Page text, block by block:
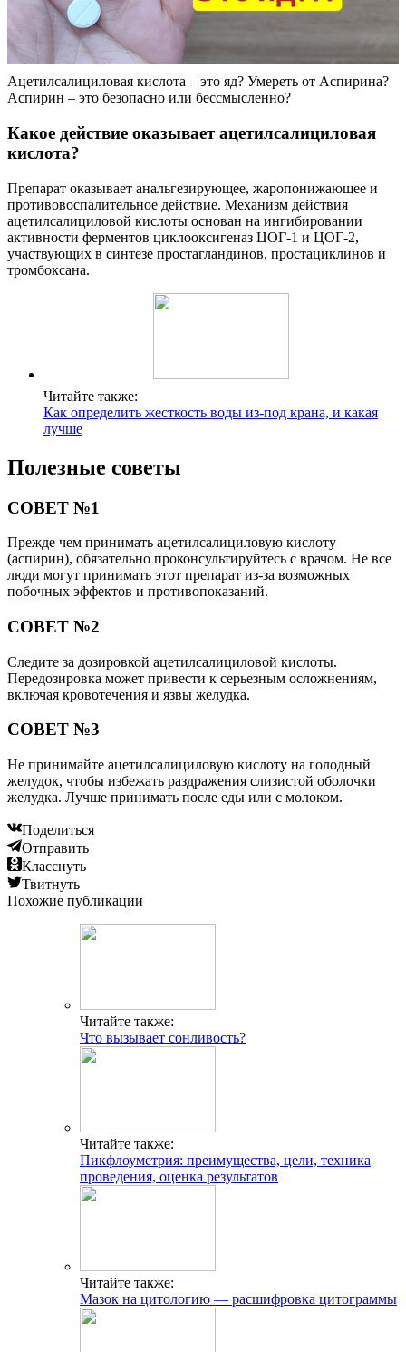
Ацетилсалициловая кислота – это яд? Умереть от Аспирина?
Аспирин – это безопасно или бессмысленно?
Какое действие оказывает ацетилсалициловая
кислота?
Препарат оказывает анальгезирующее, жаропонижающее и
противовоспалительное действие. Механизм действия
ацетилсалициловой кислоты основан на ингибировании
активности ферментов циклооксигеназ ЦОГ-1 и ЦОГ-2,
участвующих в синтезе простагландинов, простациклинов и
тромбоксана.
Читайте также:
Как определить жесткость воды из-под крана, и какая
лучше
Полезные советы
СОВЕТ №1
Прежде чем принимать ацетилсалициловую кислоту
(аспирин), обязательно проконсультируйтесь с врачом. Не все
люди могут принимать этот препарат из-за возможных
побочных эффектов и противопоказаний.
СОВЕТ №2
Следите за дозировкой ацетилсалициловой кислоты.
Передозировка может привести к серьезным осложнениям,
включая кровотечения и язвы желудка.
СОВЕТ №3
Не принимайте ацетилсалициловую кислоту на голодный
желудок, чтобы избежать раздражения слизистой оболочки
желудка. Лучше принимать после еды или с молоком.
Поделиться
Отправить
Класснуть
Твитнуть
Похожие публикации
Читайте также:
Что вызывает сонливость?
Читайте также:
Пикфлоуметрия: преимущества, цели, техника
проведения, оценка результатов
Читайте также:
Мазок на цитологию — расшифровка цитограммы